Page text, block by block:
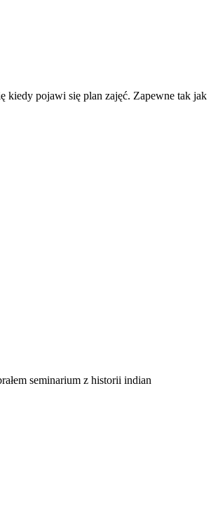
kiedy pojawi się plan zajęć. Zapewne tak jak
seminarium z historii indian